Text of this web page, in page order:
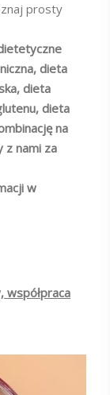
prosty
dieta
dieta
dieta
na
z nami za
w
współpraca